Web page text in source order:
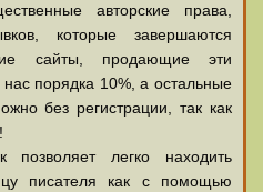
авторские права,
которые завершаются
сайты, продающие эти
нас порядка 10%, а остальные
без регистрации, так как
позволяет легко находить
писателя как с помощью